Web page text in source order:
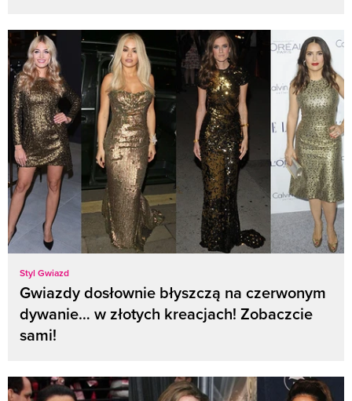
Styl Gwiazd
Gwiazdy dosłownie błyszczą na czerwonym
dywanie… w złotych kreacjach! Zobaczcie
sami!